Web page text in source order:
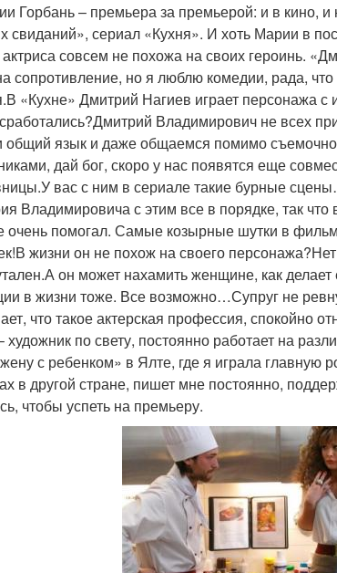
Горбань – премьера за премьерой: и в кино,
свиданий», сериал «Кухня». И хоть Марии в
совсем не похожа на своих героинь.
сопротивление, но я люблю комедии, рада,
«Кухне» Дмитрий Нагиев играет персонажа
Владимирович не всех
язык и даже общаемся помимо
дай бог, скоро у нас появятся еще
вас с ним в сериале такие бурные
Владимировича с этим все в порядке, так
очень помогал. Самые козырные шутки в
жизни он не похож на своего
он может нахамить женщине, как
в жизни тоже. Все возможно…Супруг не
что такое актерская профессия, спокойно
художник по свету, постоянно работает на
с ребенком» в Ялте, где я играла главную
в другой стране, пишет мне постоянно,
чтобы успеть на премьеру.